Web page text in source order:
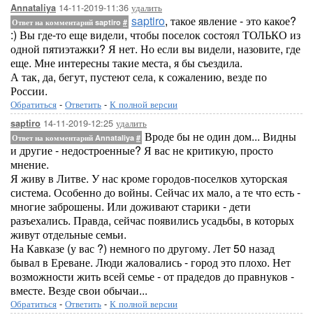
Annataliya 14-11-2019-11:36 удалить
Ответ на комментарий saptiro # saptiro, такое явление - это какое?
:) Вы где-то еще видели, чтобы поселок состоял ТОЛЬКО из
одной пятиэтажки? Я нет. Но если вы видели, назовите, где
еще. Мне интересны такие места, я бы съездила.
А так, да, бегут, пустеют села, к сожалению, везде по
России.
Обратиться - Ответить - К полной версии
saptiro 14-11-2019-12:25 удалить
Ответ на комментарий Annataliya # Вроде бы не один дом... Видны
и другие - недостроенные? Я вас не критикую, просто
мнение.
Я живу в Литве. У нас кроме городов-поселков хуторская
система. Особенно до войны. Сейчас их мало, а те что есть -
многие заброшены. Или доживают старики - дети
разъехались. Правда, сейчас появились усадьбы, в которых
живут отдельные семьи.
На Кавказе (у вас ?) немного по другому. Лет 50 назад
бывал в Ереване. Люди жаловались - город это плохо. Нет
возможности жить всей семье - от прадедов до правнуков -
вместе. Везде свои обычаи...
Обратиться - Ответить - К полной версии